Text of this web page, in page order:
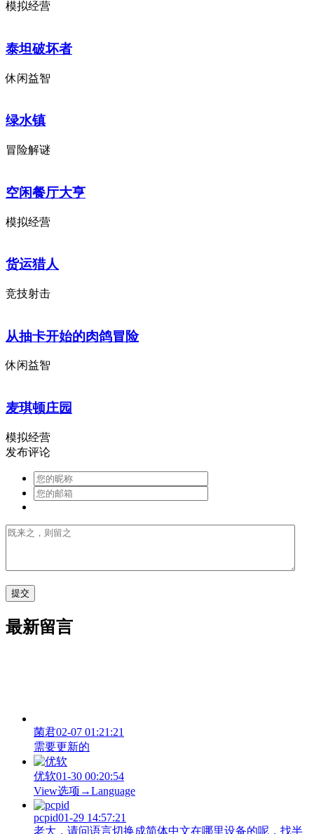
模拟经营
泰坦破坏者
休闲益智
绿水镇
冒险解谜
空闲餐厅大亨
模拟经营
货运猎人
竞技射击
从抽卡开始的肉鸽冒险
休闲益智
麦琪顿庄园
模拟经营
发布评论
最新留言
菌君02-07 01:21:21
需要更新的
优软01-30 00:20:54
View‌选项→Language
pcpid01-29 14:57:21
老大，请问语言切换成简体中文在哪里设备的呢，找半